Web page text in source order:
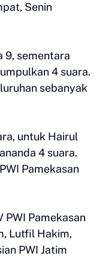
Senin
9, sementara
4 suara.
sebanyak
untuk Hairul
4 suara.
Pamekasan
PWI Pamekasan
Lutfil Hakim,
PWI Jatim